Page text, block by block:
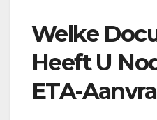
Welke
Heeft U
ETA-